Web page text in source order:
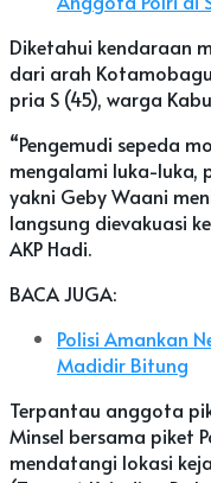
Diketahui kendaraan
dari arah
pria S (45), warga
“Pengemudi sepeda
mengalami luka-luka,
yakni Geby Waani
langsung dievakuasi
AKP Hadi.
BACA JUGA:
Polisi Amankan
Madidir Bitung
Terpantau anggota
Minsel bersama piket
mendatangi lokasi